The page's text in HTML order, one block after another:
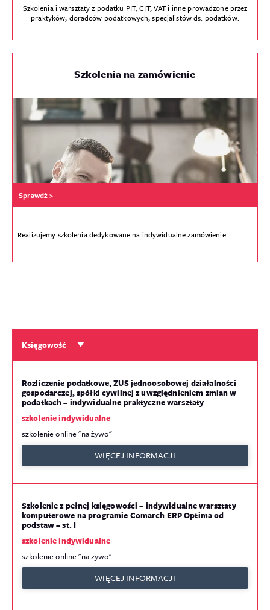
Szkolenia i warsztaty z podatku PIT, CIT, VAT i inne prowadzone przez
praktyków, doradców podatkowych, specjalistów ds. podatków.
Szkolenia na zamówienie
Sprawdź >
Realizujemy szkolenia dedykowane na indywidualne zamówienie.
Księgowość
Rozliczenie podatkowe, ZUS jednoosobowej działalności
gospodarczej, spółki cywilnej z uwzględnieniem zmian w
podatkach – indywidualne praktyczne warsztaty
szkolenie indywidualne
szkolenie online "na żywo"
WIĘCEJ INFORMACJI
Szkolenie z pełnej księgowości – indywidualne warsztaty
komputerowe na programie Comarch ERP Optima od
podstaw – st. I
szkolenie indywidualne
szkolenie online "na żywo"
WIĘCEJ INFORMACJI